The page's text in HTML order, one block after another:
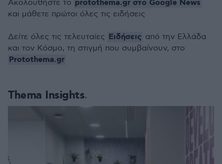
Thema Insights
Ακολουθήστε το protothema.gr στο Google News
και μάθετε πρώτοι όλες τις ειδήσεις
Δείτε όλες τις τελευταίες Ειδήσεις από την Ελλάδα
και τον Κόσμο, τη στιγμή που συμβαίνουν, στο
Protothema.gr